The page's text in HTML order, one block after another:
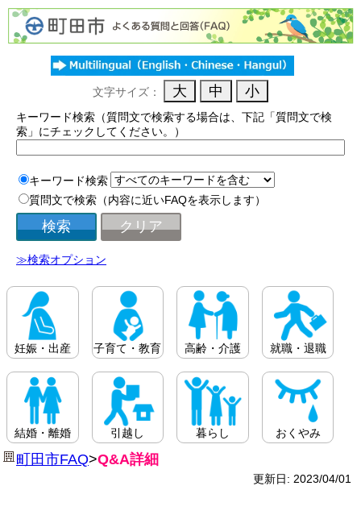
文字サイズ：
キーワード検索（質問文で検索する場合は、下記「質問文で検
索」にチェックしてください。）
キーワード検索
質問文で検索（内容に近いFAQを表示します）
≫検索オプション
妊娠・出産 子育て・教育 高齢・介護 就職・退職
結婚・離婚 引越し 暮らし おくやみ
町田市FAQ>Q&A詳細
更新日: 2023/04/01